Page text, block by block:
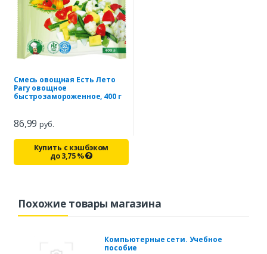
Смесь овощная Есть Лето
Рагу овощное
быстрозамороженное, 400 г
86,99руб.
Купить с кэшбэком
до3,75%
Похожие товары магазина
Компьютерные сети. Учебное
пособие